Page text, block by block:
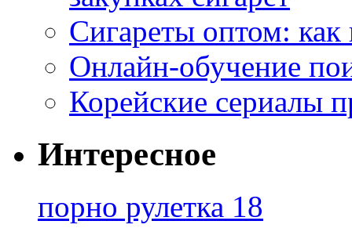
Сигареты оптом:
Онлайн-обучение
Корейские сериалы
Интересное
порно рулетка 18